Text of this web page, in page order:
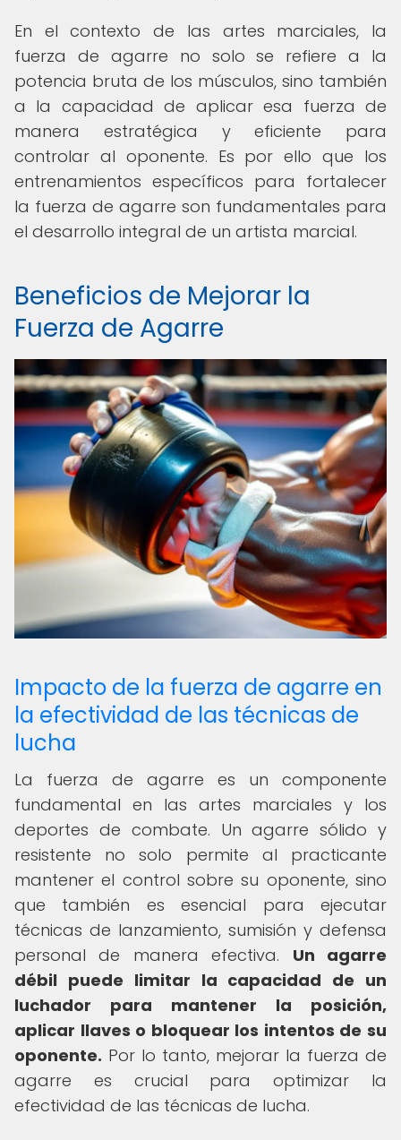
En el contexto de las artes marciales, la
fuerza de agarre no solo se refiere a la
potencia bruta de los músculos, sino también
a la capacidad de aplicar esa fuerza de
manera estratégica y eficiente para
controlar al oponente. Es por ello que los
entrenamientos específicos para fortalecer
la fuerza de agarre son fundamentales para
el desarrollo integral de un artista marcial.
Beneficios de Mejorar la
Fuerza de Agarre
Impacto de la fuerza de agarre en
la efectividad de las técnicas de
lucha
La fuerza de agarre es un componente
fundamental en las artes marciales y los
deportes de combate. Un agarre sólido y
resistente no solo permite al practicante
mantener el control sobre su oponente, sino
que también es esencial para ejecutar
técnicas de lanzamiento, sumisión y defensa
personal de manera efectiva. Un agarre
débil puede limitar la capacidad de un
luchador para mantener la posición,
aplicar llaves o bloquear los intentos de su
oponente. Por lo tanto, mejorar la fuerza de
agarre es crucial para optimizar la
efectividad de las técnicas de lucha.